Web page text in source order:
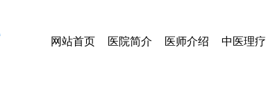
网站首页 医院简介 医师介绍 中医理疗